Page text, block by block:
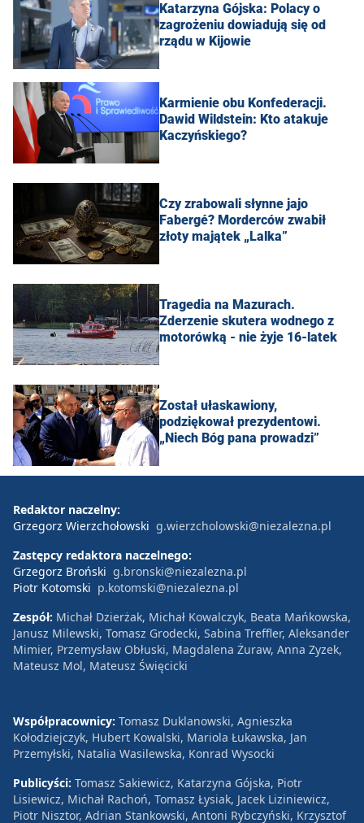
Katarzyna Gójska: Polacy o
zagrożeniu dowiadują się od
rządu w Kijowie
Karmienie obu Konfederacji.
Dawid Wildstein: Kto atakuje
Kaczyńskiego?
Czy zrabowali słynne jajo
Fabergé? Morderców zwabił
złoty majątek „Lalka”
Tragedia na Mazurach.
Zderzenie skutera wodnego z
motorówką - nie żyje 16-latek
Został ułaskawiony,
podziękował prezydentowi.
„Niech Bóg pana prowadzi”
Redaktor naczelny:
Grzegorz Wierzchołowski g.wierzcholowski@niezalezna.pl
Zastępcy redaktora naczelnego:
Grzegorz Broński g.bronski@niezalezna.pl
Piotr Kotomski p.kotomski@niezalezna.pl
Zespół: Michał Dzierżak, Michał Kowalczyk, Beata Mańkowska,
Janusz Milewski, Tomasz Grodecki, Sabina Treffler, Aleksander
Mimier, Przemysław Obłuski, Magdalena Żuraw, Anna Zyzek,
Mateusz Mol, Mateusz Święcicki
Współpracownicy: Tomasz Duklanowski, Agnieszka
Kołodziejczyk, Hubert Kowalski, Mariola Łukawska, Jan
Przemyłski, Natalia Wasilewska, Konrad Wysocki
Publicyści: Tomasz Sakiewicz, Katarzyna Gójska, Piotr
Lisiewicz, Michał Rachoń, Tomasz Łysiak, Jacek Liziniewicz,
Piotr Nisztor, Adrian Stankowski, Antoni Rybczyński, Krzysztof